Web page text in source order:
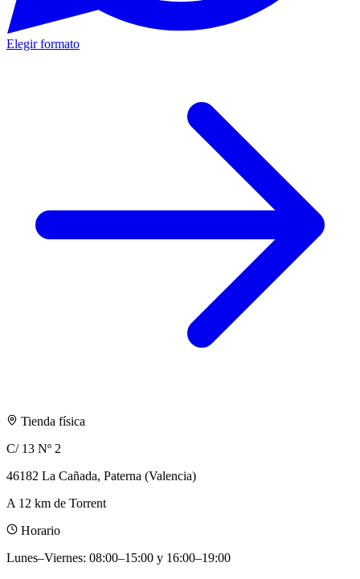
Elegir formato
Tienda física
C/ 13 Nº 2
46182 La Cañada, Paterna (Valencia)
A 12 km de Torrent
Horario
Lunes–Viernes: 08:00–15:00 y 16:00–19:00